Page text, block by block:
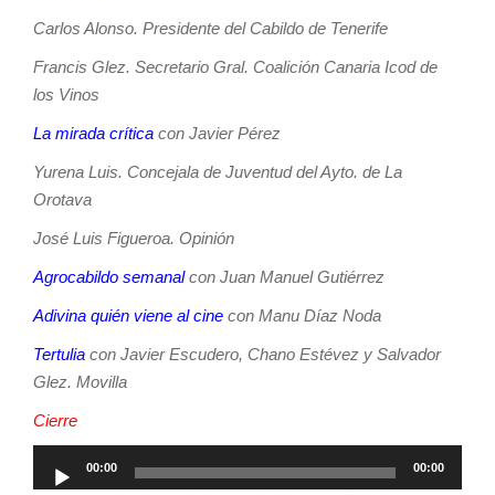
Carlos Alonso. Presidente del Cabildo de Tenerife
Francis Glez. Secretario Gral. Coalición Canaria Icod de
los Vinos
La mirada crítica con Javier Pérez
Yurena Luis. Concejala de Juventud del Ayto. de La
Orotava
José Luis Figueroa. Opinión
Agrocabildo semanalcon Juan Manuel Gutiérrez
Adivina quién viene al cine con Manu Díaz Noda
Tertulia con Javier Escudero, Chano Estévez y Salvador
Glez. Movilla
Cierre
de
00:00 00:00